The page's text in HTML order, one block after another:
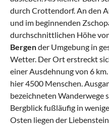
durch Crottendorf. An den
und im beginnenden
durchschnittlichen Höhe
Bergender Umgebung in
Wetter. Der Ort erstreckt
einer Ausdehnung von 6
hier 4500 Menschen.
bezeichneten Wanderwege
Bergblick fußläufig in
Osten liegen der